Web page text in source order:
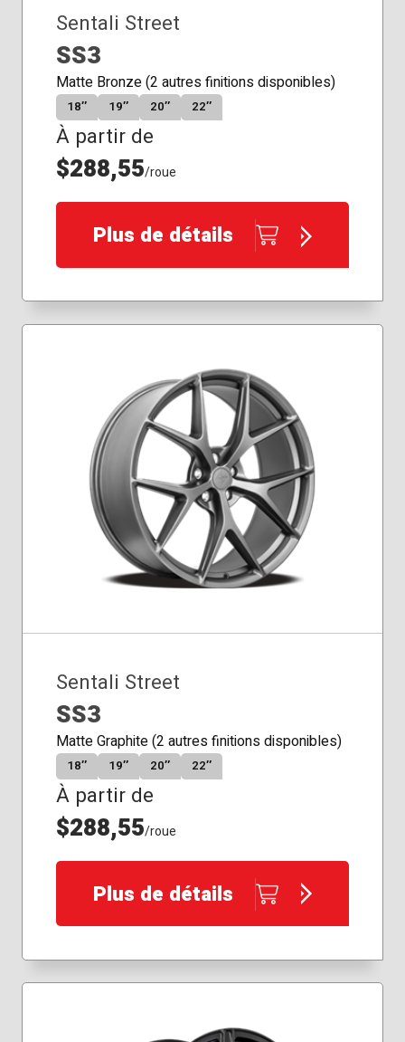
Sentali Street
SS3
Matte Bronze (2 autres finitions disponibles)
18″ 19″ 20″ 22″
À partir de
$288,55/roue
Plus de détails
Sentali Street
SS3
Matte Graphite (2 autres finitions disponibles)
18″ 19″ 20″ 22″
À partir de
$288,55/roue
Plus de détails